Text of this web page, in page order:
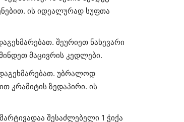
ის იდეალურად სუფთა
შეურიეთ ნახევარი
მაცივრის კედლები.
უბრალოდ
კრამიტის ზედაპირი. ის
შესაძლებელი 1 ჭიქა